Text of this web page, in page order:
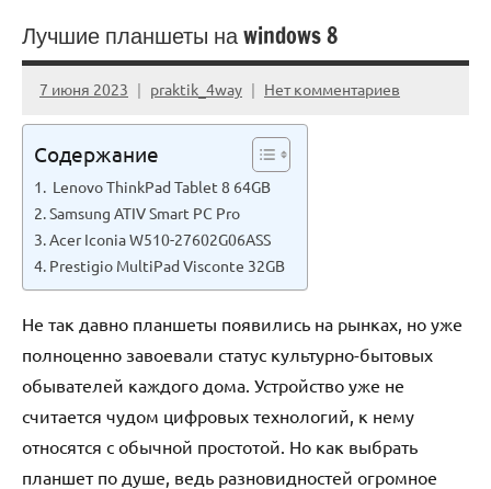
Лучшие планшеты на windows 8
7 июня 2023 praktik_4way Нет комментариев
Содержание
Lenovo ThinkPad Tablet 8 64GB
Samsung ATIV Smart PC Pro
Acer Iconia W510-27602G06ASS
Prestigio MultiPad Visconte 32GB
Не так давно планшеты появились на рынках, но уже
полноценно завоевали статус культурно-бытовых
обывателей каждого дома. Устройство уже не
считается чудом цифровых технологий, к нему
относятся с обычной простотой. Но как выбрать
планшет по душе, ведь разновидностей огромное